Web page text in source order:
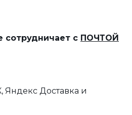
сотрудничает с ПОЧТОЙ
Яндекс Доставка и